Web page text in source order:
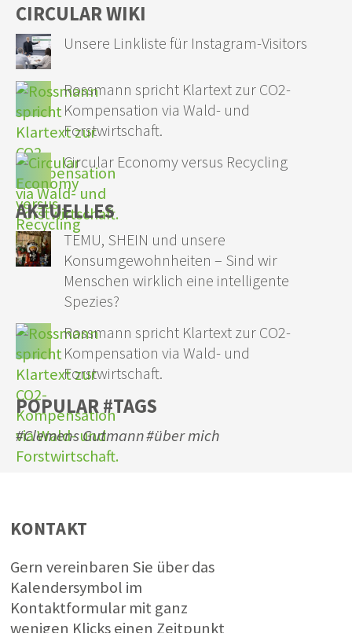
CIRCULAR WIKI
Unsere Linkliste für Instagram-Visitors
Rossmann spricht Klartext zur CO2-
Kompensation via Wald- und
Forstwirtschaft.
Circular Economy versus Recycling
AKTUELLES
TEMU, SHEIN und unsere
Konsumgewohnheiten – Sind wir
Menschen wirklich eine intelligente
Spezies?
Rossmann spricht Klartext zur CO2-
Kompensation via Wald- und
Forstwirtschaft.
POPULAR #TAGS
#Clemens Gutmann#über mich
KONTAKT
Gern vereinbaren Sie über das
Kalendersymbol im
Kontaktformular mit ganz
wenigen Klicks einen Zeitpunkt